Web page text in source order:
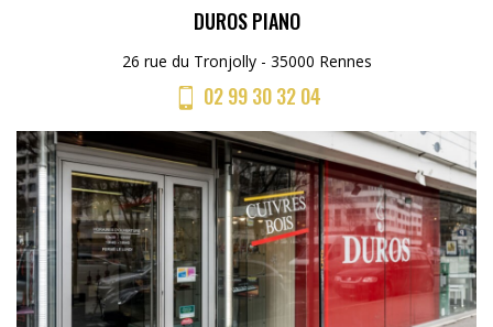
DUROS PIANO
26 rue du Tronjolly - 35000 Rennes
02 99 30 32 04